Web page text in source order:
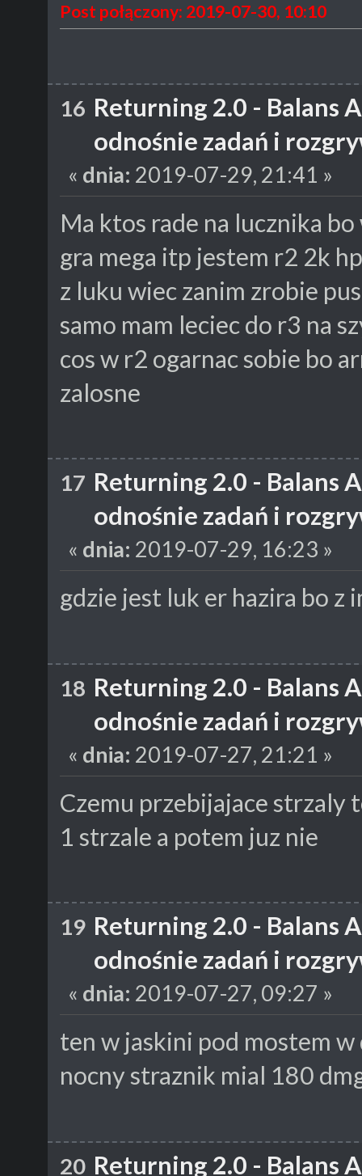
Post połączony: 2019-07-30, 10:10
16 Returning 2.0 - Balans
odnośnie zadań i
« dnia: 2019-07-29, 21:41 »
Ma ktos rade na lucznika
gra mega itp jestem r2 2k
z luku wiec zanim zrobie
samo mam leciec do r3 na
cos w r2 ogarnac sobie bo
zalosne
17 Returning 2.0 - Balans
odnośnie zadań i
« dnia: 2019-07-29, 16:23 »
gdzie jest luk er hazira bo z
18 Returning 2.0 - Balans
odnośnie zadań i
« dnia: 2019-07-27, 21:21 »
Czemu przebijajace strzaly
1 strzale a potem juz nie
19 Returning 2.0 - Balans
odnośnie zadań i
« dnia: 2019-07-27, 09:27 »
ten w jaskini pod mostem
nocny straznik mial 180
20 Returning 2.0 - Balans